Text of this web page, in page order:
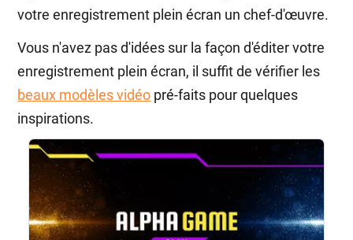
votre enregistrement plein écran un chef-d'œuvre.
Vous n'avez pas d'idées sur la façon d'éditer votre
enregistrement plein écran, il suffit de vérifier les
beaux modèles vidéo pré-faits pour quelques
inspirations.